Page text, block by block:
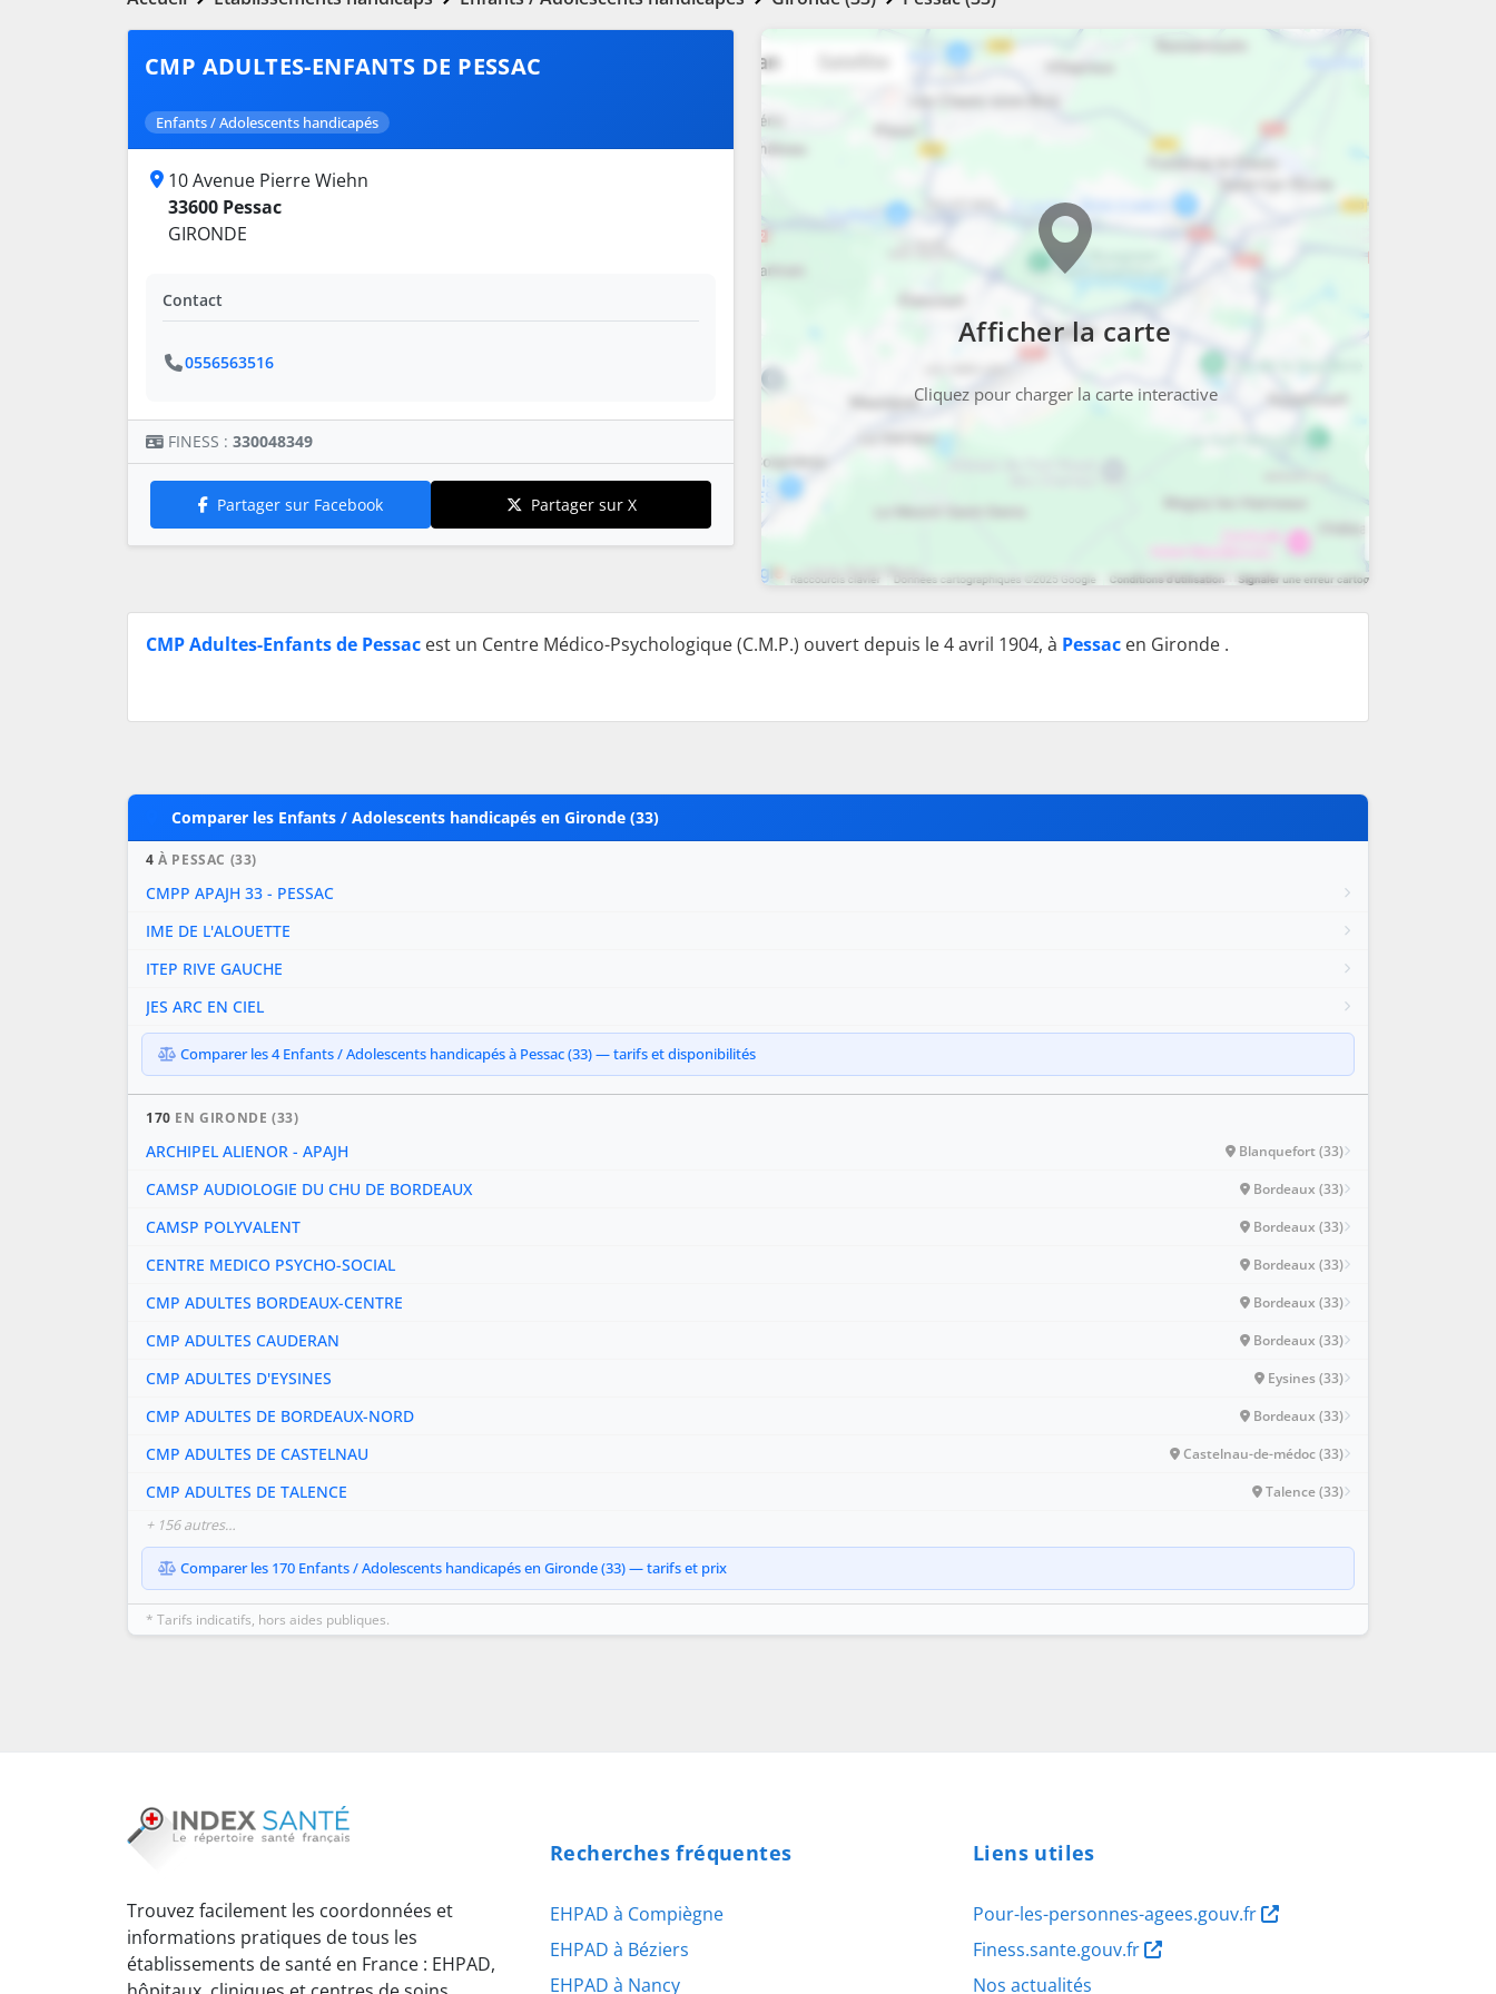
Afficher la carte
Cliquez pour charger la carte interactive
CMP ADULTES-ENFANTS DE PESSAC
Enfants / Adolescents handicapés
10 Avenue Pierre Wiehn
33600 Pessac
GIRONDE
Contact
0556563516
FINESS : 330048349
Partager sur Facebook Partager sur X
CMP Adultes-Enfants de Pessac est un Centre Médico-Psychologique (C.M.P.) ouvert depuis le 4 avril 1904, à Pessac en Gironde .
Comparer les Enfants / Adolescents handicapés en Gironde (33)
4 À PESSAC (33)
CMPP APAJH 33 - PESSAC
IME DE L'ALOUETTE
ITEP RIVE GAUCHE
JES ARC EN CIEL
Comparer les 4 Enfants / Adolescents handicapés à Pessac (33) — tarifs et disponibilités
170 EN GIRONDE (33)
ARCHIPEL ALIENOR - APAJH Blanquefort (33)
CAMSP AUDIOLOGIE DU CHU DE BORDEAUX Bordeaux (33)
CAMSP POLYVALENT Bordeaux (33)
CENTRE MEDICO PSYCHO-SOCIAL Bordeaux (33)
CMP ADULTES BORDEAUX-CENTRE Bordeaux (33)
CMP ADULTES CAUDERAN Bordeaux (33)
CMP ADULTES D'EYSINES Eysines (33)
CMP ADULTES DE BORDEAUX-NORD Bordeaux (33)
CMP ADULTES DE CASTELNAU Castelnau-de-médoc (33)
CMP ADULTES DE TALENCE
Talence (33)
+ 156 autres…
Comparer les 170 Enfants / Adolescents handicapés en Gironde (33) — tarifs et prix
* Tarifs indicatifs, hors aides publiques.
Trouvez facilement les coordonnées et
informations pratiques de tous les
établissements de santé en France : EHPAD,
Recherches fréquentes
EHPAD à Compiègne
EHPAD à Béziers
EHPAD à Nancy
Liens utiles
Pour-les-personnes-agees.gouv.fr
Finess.sante.gouv.fr
Nos actualités